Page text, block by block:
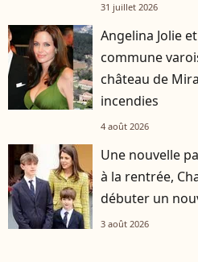
31 juillet 2026
Angelina Jolie
commune
château de
incendies
4 août 2026
Une nouvelle
à la rentrée,
débuter un
3 août 2026